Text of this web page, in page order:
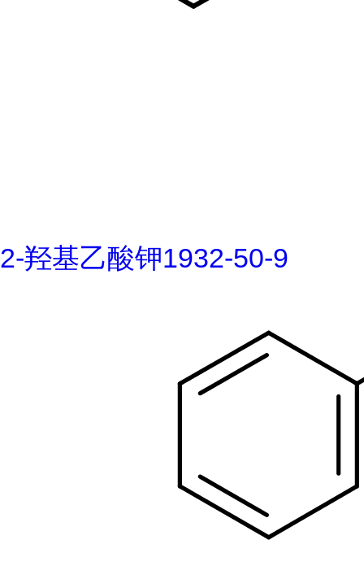
2-羟基乙酸钾1932-50-9